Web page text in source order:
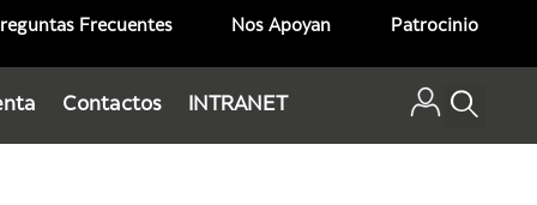
Frecuentes Nos Apoyan Patrocinio
Contactos INTRANET